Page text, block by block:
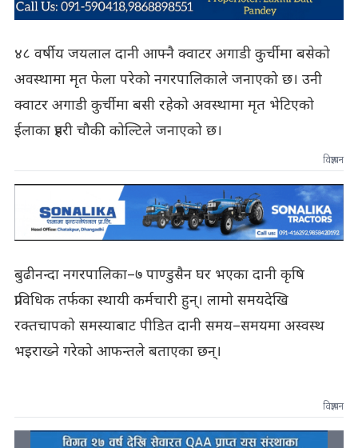
४८ वर्षीय जयलाल दानी आफ्नै क्वाटर अगाडी कुर्चीमा बसेको
अवस्थामा मृत फेला परेको नगरपालिकाले जनाएको छ। उनी
क्वाटर अगाडी कुर्चीमा बसी रहेको अवस्थामा मृत भेटिएको
ईलाका प्रहरी चौकी कोल्टिले जनाएको छ।
विज्ञापन
बुढीनन्दा नगरपालिका–७ पाण्डुसैन घर भएका दानी कृषि
प्राविधिक तर्फका स्थायी कर्मचारी हुन्। लामो समयदेखि
रक्तचापको समस्याबाट पीडित दानी समय–समयमा अस्वस्थ
भइराख्ने गरेको आफन्तले बताएका छन्।
विज्ञापन